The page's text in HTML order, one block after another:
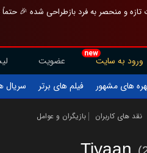
تازه و منحصر به فرد بازطراحی شده
new
ورود به سایت عضویت
های مشهور فیلم های برتر سریال
نقد های کاربران بازیگران و عوامل
Tiyaan